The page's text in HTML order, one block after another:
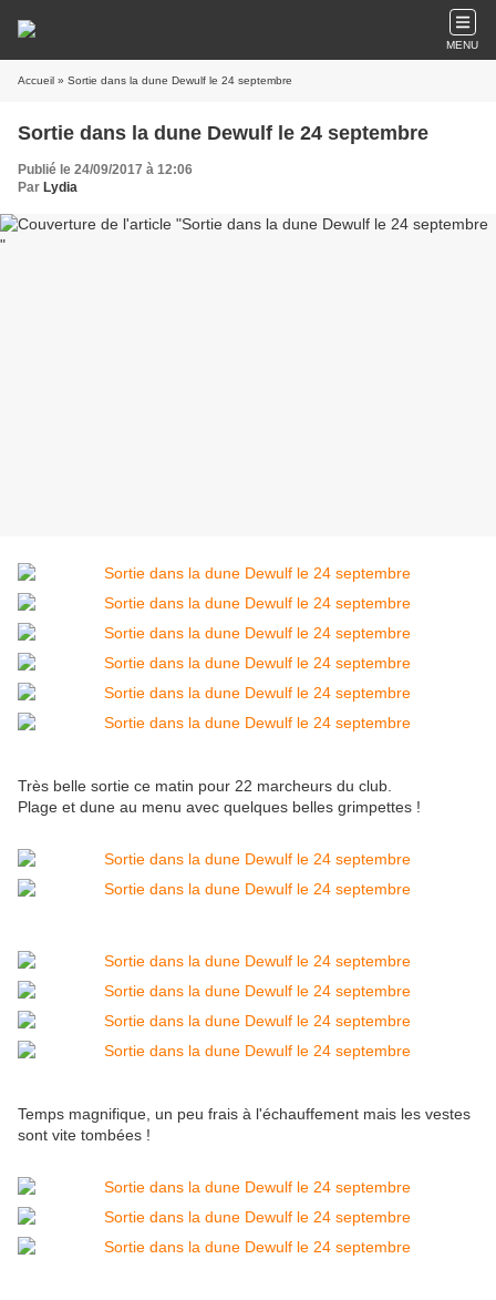
MENU
Accueil » Sortie dans la dune Dewulf le 24 septembre
Sortie dans la dune Dewulf le 24 septembre
Publié le 24/09/2017 à 12:06
Par Lydia
Très belle sortie ce matin pour 22 marcheurs du club.
Plage et dune au menu avec quelques belles grimpettes !
Temps magnifique, un peu frais à l'échauffement mais les vestes
sont vite tombées !